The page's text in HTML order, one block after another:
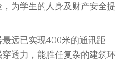
为学生的人身及财产安全提
远已实现400米的通讯距
透力，能胜任复杂的建筑环